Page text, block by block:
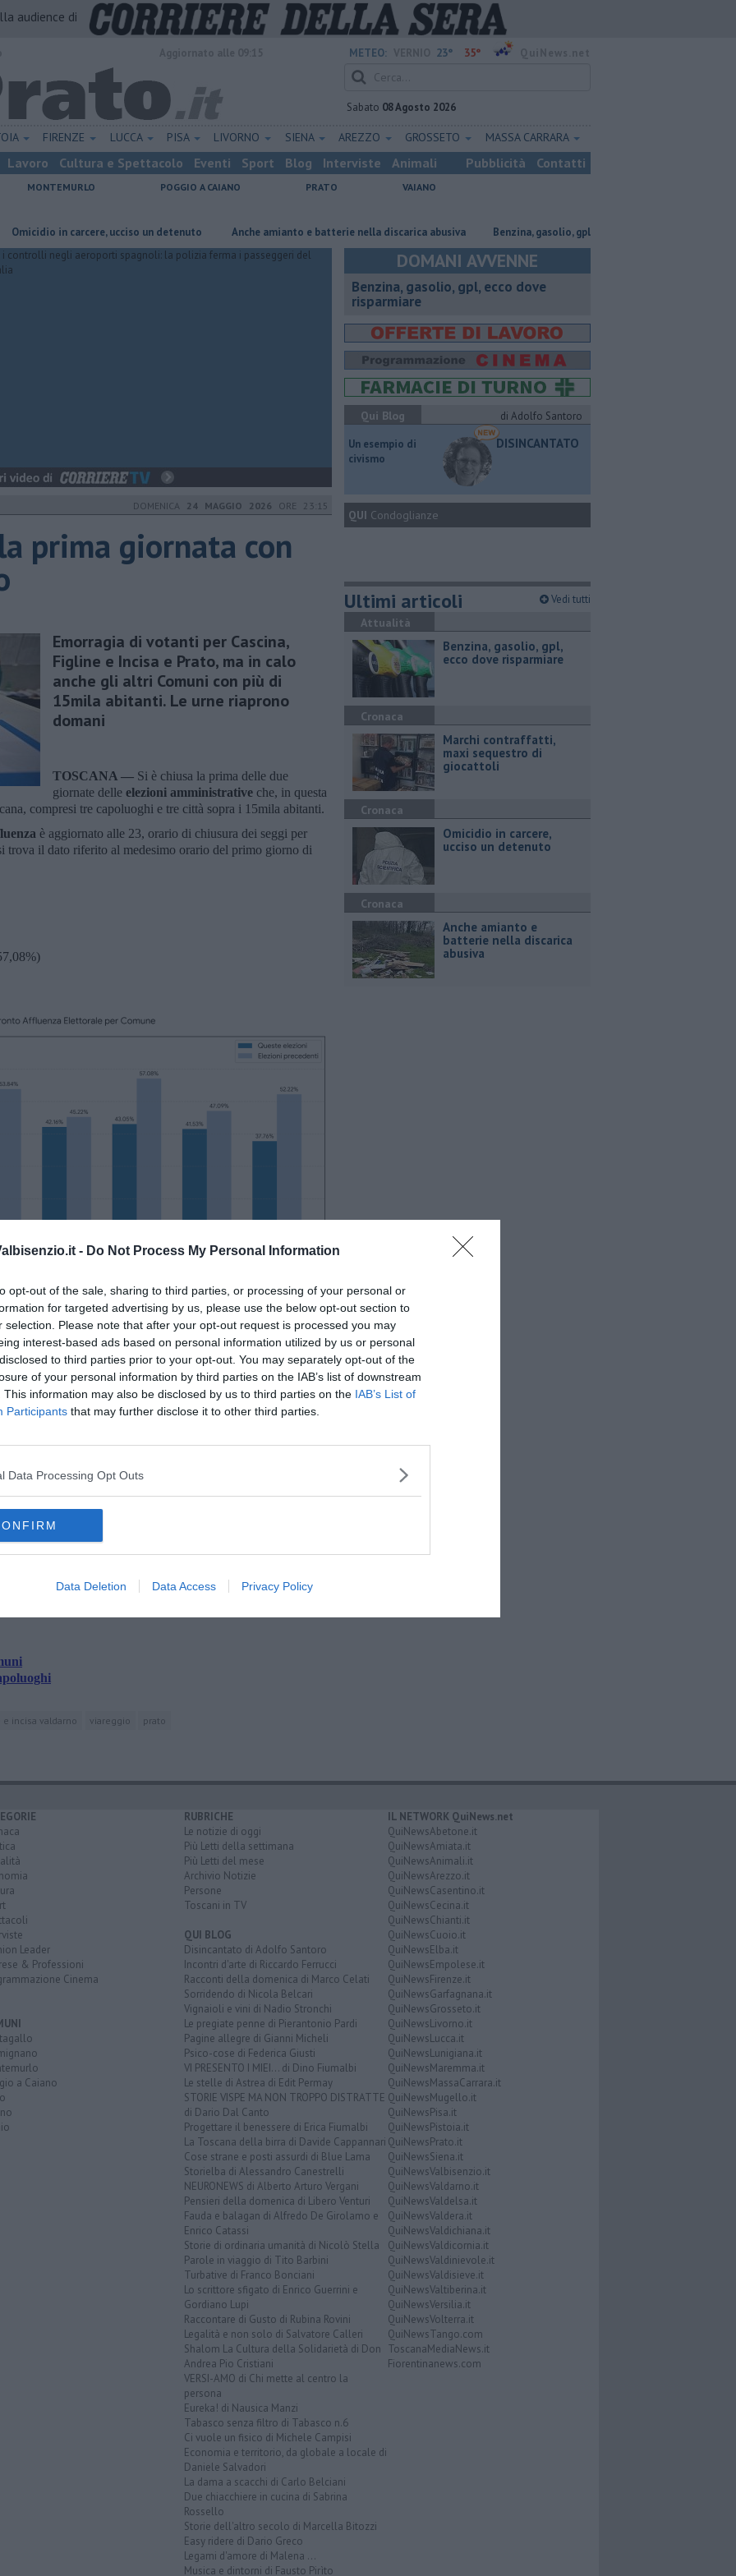
- Do Not Process My Personal Information
opt-out of the sale, sharing to third parties, or processing of your personal or
for targeted advertising by us, please use the below opt-out section to
selection. Please note that after your opt-out request is processed you may
interest-based ads based on personal information utilized by us or personal
to third parties prior to your opt-out. You may separately opt-out of the
of your personal information by third parties on the IAB’s list of downstream
This information may also be disclosed by us to third parties on the IAB’s List of
Participants that may further disclose it to other third parties.
Data Processing Opt Outs
Data Deletion Data Access Privacy Policy
audience di
METEO: 23° 35°
Sabato 08 Agosto 2026
FIRENZE LUCCA PISA LIVORNO SIENA AREZZO GROSSETO MASSA CARRARA
Lavoro Cultura e Spettacolo Eventi Sport Blog Interviste Animali Pubblicità Contatti
MONTEMURLO POGGIO A CAIANO PRATO
VAIANO
in carcere, ucciso un detenuto Anche amianto e batterie nella discarica abusiva ​Benzina, gasolio, gpl, ecco dove risparmiare
DOMENICA 24 MAGGIO 2026 ORE 23:15
prima giornata con
Emorragia di votanti per Cascina,
Figline e Incisa e Prato, ma in calo
anche gli altri Comuni con più di
15mila abitanti. Le urne riaprono
domani
TOSCANA — Si è chiusa la prima delle due
giornate delle elezioni amministrative che, in questa
compresi tre capoluoghi e tre città sopra i 15mila abitanti.
è aggiornato alle 23, orario di chiusura dei seggi per
trova il dato riferito al medesimo orario del primo giorno di
Cascina , che ha perso oltre 14 punti percentuali rispetto alle
aFigline e Incisa Valdarno,PratoePistoia,
In discesa anche il dato diViareggio, mentre reggono
il dato dell'affluenza nei 20 Comuni toscani al voto è
alle precedenti elezioni (50,94%).
dalle 7 alle 15. Dopodiché, inizierà lo spoglio: nei
raggiungere il 50% più uno dei voti; altrimenti, si andrà
i prossimi 7 e 8 Giugno.
iscriviti allaNewsletter QUInews - ToscanaMedia.
nella tua casella di posta.
e incisa valdarno viareggio prato
DOMANI AVVENNE
​Benzina, gasolio, gpl, ecco dove
risparmiare
Qui Blog
di Adolfo Santoro
​Un esempio di
civismo
DISINCANTATO
QUI Condoglianze
Ultimi articoli Vedi tutti
Attualità
​Benzina, gasolio, gpl,
ecco dove risparmiare
Cronaca
Marchi contraffatti,
maxi sequestro di
giocattoli
Cronaca
Omicidio in carcere,
ucciso un detenuto
Cronaca
Anche amianto e
batterie nella discarica
abusiva
Leader
& Professioni
Cinema
a Caiano
RUBRICHE
Le notizie di oggi
Più Letti della settimana
Più Letti del mese
Archivio Notizie
Persone
Toscani in TV
QUI BLOG
Disincantato di Adolfo Santoro
Incontri d'arte di Riccardo Ferrucci
Racconti della domenica di Marco Celati
Sorridendo di Nicola Belcari
Vignaioli e vini di Nadio Stronchi
Le pregiate penne di Pierantonio Pardi
Pagine allegre di Gianni Micheli
Psico-cose di Federica Giusti
VI PRESENTO I MIEI... di Dino Fiumalbi
Le stelle di Astrea di Edit Permay
STORIE VISPE MA NON TROPPO DISTRATTE
di Dario Dal Canto
Progettare il benessere di Erica Fiumalbi
La Toscana della birra di Davide Cappannari
Cose strane e posti assurdi di Blue Lama
Storielba di Alessandro Canestrelli
NEURONEWS di Alberto Arturo Vergani
Pensieri della domenica di Libero Venturi
Fauda e balagan di Alfredo De Girolamo e
Enrico Catassi
Storie di ordinaria umanità di Nicolò Stella
Parole in viaggio di Tito Barbini
Turbative di Franco Bonciani
Lo scrittore sfigato di Enrico Guerrini e
Gordiano Lupi
Raccontare di Gusto di Rubina Rovini
Legalità e non solo di Salvatore Calleri
Shalom La Cultura della Solidarietà di Don
Andrea Pio Cristiani
VERSI-AMO di Chi mette al centro la
persona
Eureka! di Nausica Manzi
Tabasco senza filtro di Tabasco n.6
Ci vuole un fisico di Michele Campisi
Economia e territorio, da globale a locale di
Daniele Salvadori
La dama a scacchi di Carlo Belciani
Due chiacchiere in cucina di Sabrina
Rossello
Storie dell'altro secolo di Marcella Bitozzi
Easy ridere di Dario Greco
Legami d'amore di Malena ...
Musica e dintorni di Fausto Pirìto
IL NETWORK QuiNews.net
QuiNewsAbetone.it
QuiNewsAmiata.it
QuiNewsAnimali.it
QuiNewsArezzo.it
QuiNewsCasentino.it
QuiNewsCecina.it
QuiNewsChianti.it
QuiNewsCuoio.it
QuiNewsElba.it
QuiNewsEmpolese.it
QuiNewsFirenze.it
QuiNewsGarfagnana.it
QuiNewsGrosseto.it
QuiNewsLivorno.it
QuiNewsLucca.it
QuiNewsLunigiana.it
QuiNewsMaremma.it
QuiNewsMassaCarrara.it
QuiNewsMugello.it
QuiNewsPisa.it
QuiNewsPistoia.it
QuiNewsPrato.it
QuiNewsSiena.it
QuiNewsValbisenzio.it
QuiNewsValdarno.it
QuiNewsValdelsa.it
QuiNewsValdera.it
QuiNewsValdichiana.it
QuiNewsValdicornia.it
QuiNewsValdinievole.it
QuiNewsValdisieve.it
QuiNewsValtiberina.it
QuiNewsVersilia.it
QuiNewsVolterra.it
QuiNewsTango.com
ToscanaMediaNews.it
Fiorentinanews.com